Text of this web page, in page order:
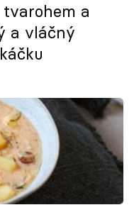
a
a vláčný